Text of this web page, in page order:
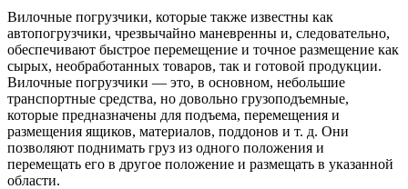
Вилочные погрузчики, которые также известны как
автопогрузчики, чрезвычайно маневренны и, следовательно,
обеспечивают быстрое перемещение и точное размещение как
сырых, необработанных товаров, так и готовой продукции.
Вилочные погрузчики — это, в основном, небольшие
транспортные средства, но довольно грузоподъемные,
которые предназначены для подъема, перемещения и
размещения ящиков, материалов, поддонов и т. д. Они
позволяют поднимать груз из одного положения и
перемещать его в другое положение и размещать в указанной
области.